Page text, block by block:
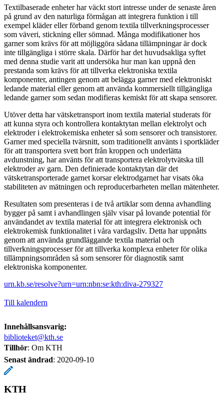
Textilbaserade enheter har väckt stort intresse under de senaste åren
på grund av den naturliga förmågan att integrera funktion i till
exempel kläder eller förband genom textila tillverkningsprocesser
som väveri, stickning eller sömnad. Många modifikationer hos
garner som krävs för att möjliggöra sådana tillämpningar är dock
inte tillgängliga i större skala. Därför har det huvudsakliga syftet
med denna studie varit att undersöka hur man kan uppnå den
prestanda som krävs för att tillverka elektroniska textila
komponenter, antingen genom att belägga garner med elektroniskt
ledande material eller genom att använda kommersiellt tillgängliga
ledande garner som sedan modifieras kemiskt för att skapa sensorer.
Utöver detta har vätsketransport inom textila material studerats för
att kunna styra och kontrollera kontaktytan mellan elektrolyt och
elektroder i elektrokemiska enheter så som sensorer och transistorer.
Garner med speciella tvärsnitt, som traditionellt använts i sportkläder
för att transportera svett bort från kroppen och underlätta
avdunstning, har använts för att transportera elektrolytvätska till
elektroder av garn. Den definierade kontaktytan där det
vätsketransporterade garnet korsar elektrodgarnet har visats öka
stabiliteten av mätningen och reproducerbarheten mellan mätenheter.
Resultaten som presenteras i de två artiklar som denna avhandling
bygger på samt i avhandlingen själv visar på lovande potential för
användandet av textila material för att integrera elektronisk och
elektrokemisk funktionalitet i våra vardagsliv. Detta har uppnåtts
genom att använda grundläggande textila material och
tillverkningsprocesser för att tillverka komplexa enheter för olika
tillämpningsområden så som sensorer för diagnostik samt
elektroniska komponenter.
urn.kb.se/resolve?urn=urn:nbn:se:kth:diva-279327
Till kalendern
Innehållsansvarig:
biblioteket@kth.se
Tillhör: Om KTH
Senast ändrad: 2020-09-10
KTH